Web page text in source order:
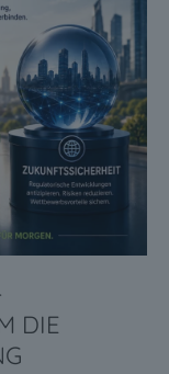
DIE